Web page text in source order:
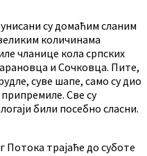
су домаћим сланим
количинама
чланице кола српских
и Сочковца. Пите,
суве шапе, само су дио
Све су
били посебно сласни.
трајаће до суботе